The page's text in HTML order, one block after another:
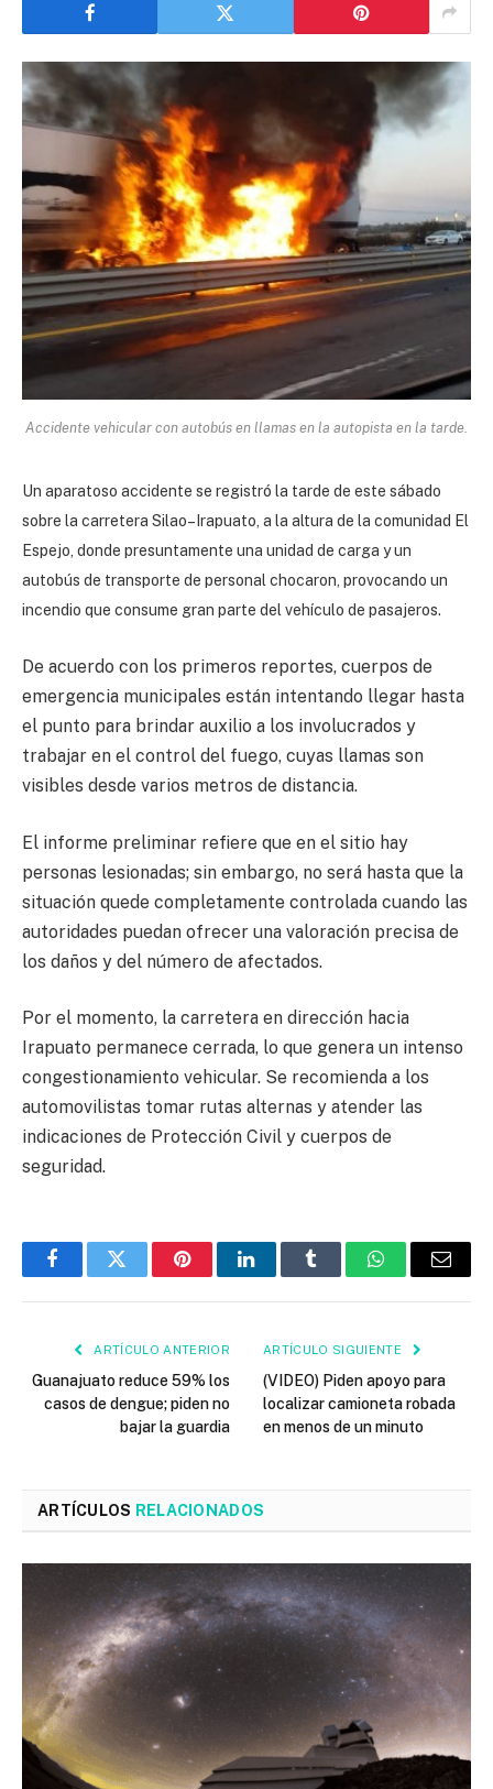
Accidente vehicular con autobús en llamas en la autopista en la tarde.
Un aparatoso accidente se registró la tarde de este sábado
sobre la carretera Silao–Irapuato, a la altura de la comunidad El
Espejo, donde presuntamente una unidad de carga y un
autobús de transporte de personal chocaron, provocando un
incendio que consume gran parte del vehículo de pasajeros.
De acuerdo con los primeros reportes, cuerpos de
emergencia municipales están intentando llegar hasta
el punto para brindar auxilio a los involucrados y
trabajar en el control del fuego, cuyas llamas son
visibles desde varios metros de distancia.
El informe preliminar refiere que en el sitio hay
personas lesionadas; sin embargo, no será hasta que la
situación quede completamente controlada cuando las
autoridades puedan ofrecer una valoración precisa de
los daños y del número de afectados.
Por el momento, la carretera en dirección hacia
Irapuato permanece cerrada, lo que genera un intenso
congestionamiento vehicular. Se recomienda a los
automovilistas tomar rutas alternas y atender las
indicaciones de Protección Civil y cuerpos de
seguridad.
FacebookTwitter PinterestLinkedInTumblr WhatsAppEmail
ARTÍCULO ANTERIOR
Guanajuato reduce 59% los
casos de dengue; piden no
bajar la guardia
ARTÍCULO SIGUIENTE
(VIDEO) Piden apoyo para
localizar camioneta robada
en menos de un minuto
ARTÍCULOS RELACIONADOS